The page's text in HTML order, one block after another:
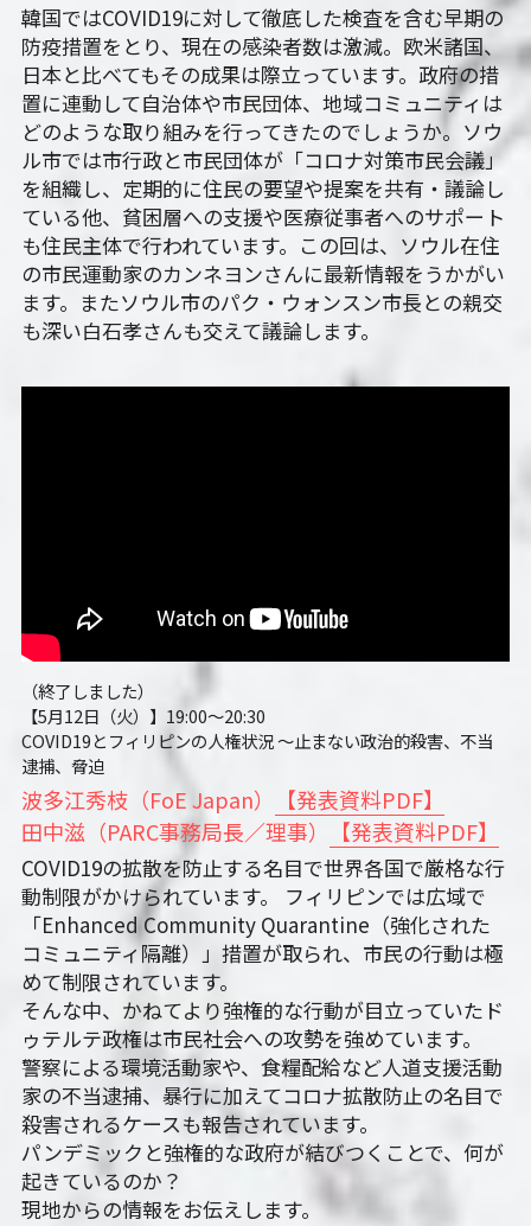
韓国ではCOVID19に対して徹底した検査を含む早期の
防疫措置をとり、現在の感染者数は激減。欧米諸国、
日本と比べてもその成果は際立っています。政府の措
置に連動して自治体や市民団体、地域コミュニティは
どのような取り組みを行ってきたのでしょうか。ソウ
ル市では市行政と市民団体が「コロナ対策市民会議」
を組織し、定期的に住民の要望や提案を共有・議論し
ている他、貧困層への支援や医療従事者へのサポート
も住民主体で行われています。この回は、ソウル在住
の市民運動家のカンネヨンさんに最新情報をうかがい
ます。またソウル市のパク・ウォンスン市長との親交
も深い白石孝さんも交えて議論します。
（終了しました）
【5月12日（火）】19:00～20:30
COVID19とフィリピンの人権状況 ～止まない政治的殺害、不当
逮捕、脅迫
波多江秀枝（FoE Japan）
【発表資料PDF】
田中滋（PARC事務局長／理事）
【発表資料PDF】
COVID19の拡散を防止する名目で世界各国で厳格な行
動制限がかけられています。 フィリピンでは広域で
「Enhanced Community Quarantine（強化された
コミュニティ隔離）」措置が取られ、市民の行動は極
めて制限されています。
そんな中、かねてより強権的な行動が目立っていたド
ゥテルテ政権は市民社会への攻勢を強めています。
警察による環境活動家や、食糧配給など人道支援活動
家の不当逮捕、暴行に加えてコロナ拡散防止の名目で
殺害されるケースも報告されています。
パンデミックと強権的な政府が結びつくことで、何が
起きているのか？
現地からの情報をお伝えします。